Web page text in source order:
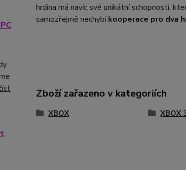
hrdina má navíc své unikátní schopnosti,
samozřejmě nechybíkooperace pro dva
Zboží zařazeno v kategoriích
XBOX XBOX